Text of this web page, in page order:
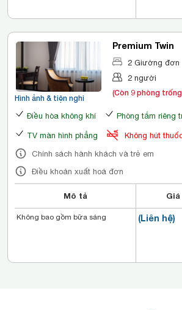
Hình ảnh & tiện nghi
Premium Twin
2 Giường đơn
2 người
(Còn 9 phòng
Điều hòa không khí Phòng tắm riêng
TV màn hình phẳng
Không hút
Chính sách hành khách và trẻ em
Điều khoản xuất hoá đơn
Mô tả Giá
(Liên hệ)
Không bao gồm bữa sáng